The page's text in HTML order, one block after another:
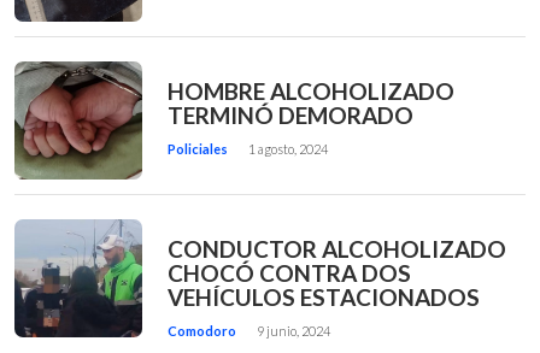
HOMBRE ALCOHOLIZADO
TERMINÓ DEMORADO
Policiales 1 agosto, 2024
CONDUCTOR ALCOHOLIZADO
CHOCÓ CONTRA DOS
VEHÍCULOS ESTACIONADOS
Comodoro 9 junio, 2024